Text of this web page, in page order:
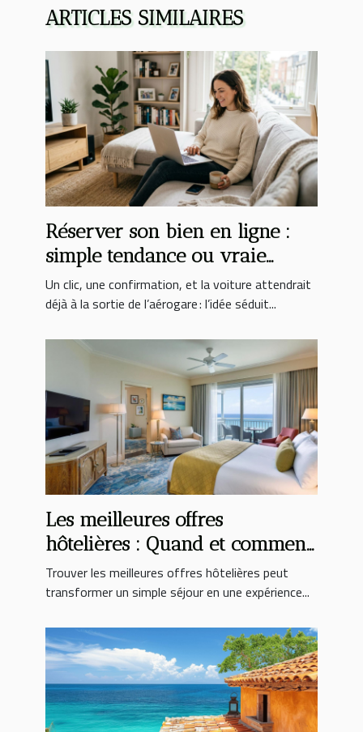
ARTICLES SIMILAIRES
Réserver son bien en ligne :
simple tendance ou vraie
révolution ?
Un clic, une confirmation, et la voiture attendrait
déjà à la sortie de l’aérogare : l’idée séduit...
Les meilleures offres
hôtelières : Quand et comment
les trouver ?
Trouver les meilleures offres hôtelières peut
transformer un simple séjour en une expérience...